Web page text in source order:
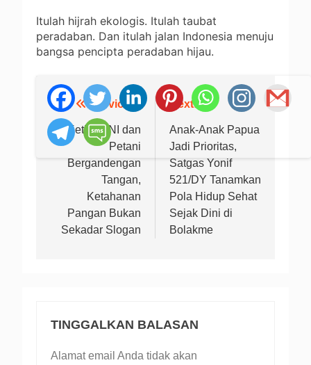
Itulah hijrah ekologis. Itulah taubat
peradaban. Dan itulah jalan Indonesia menuju
bangsa pencipta peradaban hijau.
Navigasi
pos
Previous:
Ketika TNI dan
Petani
Bergandengan
Tangan,
Ketahanan
Pangan Bukan
Sekadar Slogan
Next:
Anak-Anak Papua
Jadi Prioritas,
Satgas Yonif
521/DY Tanamkan
Pola Hidup Sehat
Sejak Dini di
Bolakme
TINGGALKAN BALASAN
Alamat email Anda tidak akan